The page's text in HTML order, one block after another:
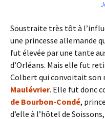
Soustraite très tôt à
une princesse allemande
fut élevée par une tante
d’Orléans. Mais elle fut
Colbert qui convoitait son
Maulévrier. Elle fut donc
de Bourbon-Condé,
d’elle à l’hôtel de